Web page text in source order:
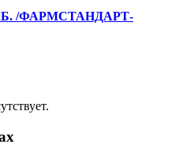
/ФАРМСТАНДАРТ-